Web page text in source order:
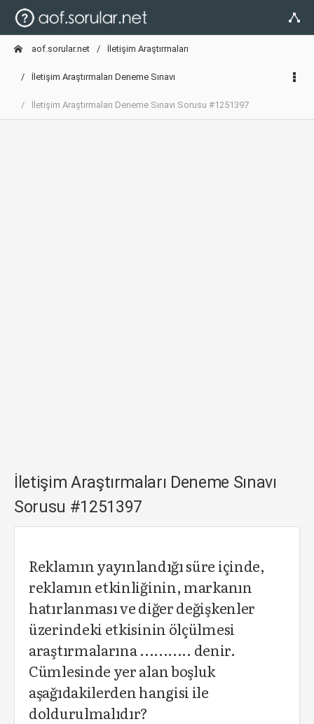
aof.sorular.net İletişim Araştırmaları
İletişim Araştırmaları Deneme Sınavı
İletişim Araştırmaları Deneme Sınavı Sorusu #1251397
İletişim Araştırmaları Deneme Sınavı
Sorusu #1251397
Reklamın yayınlandığı süre içinde,
reklamın etkinliğinin, markanın
hatırlanması ve diğer değişkenler
üzerindeki etkisinin ölçülmesi
araştırmalarına ........... denir.
Cümlesinde yer alan boşluk
aşağıdakilerden hangisi ile
doldurulmalıdır?